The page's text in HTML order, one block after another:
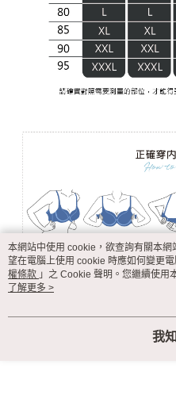
本網站中使用 cookie，欲查詢有關本
望在電腦上使用 cookie 時應如何變更
權條款 」之 Cookie 聲明。您繼續使用
用條款之 Cookie 聲明使用 cookie。
了解更多 >
我